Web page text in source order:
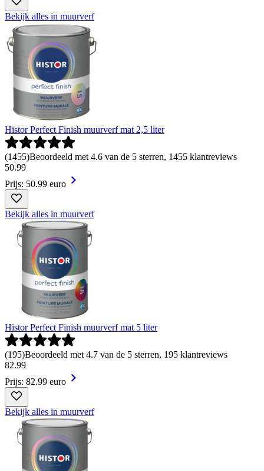
Bekijk alles in muurverf
Histor Perfect Finish muurverf mat 2,5 liter
(1455)Beoordeeld met 4.6 van de 5 sterren, 1455 klantreviews
50.99
Prijs: 50.99 euro
Bekijk alles in muurverf
Histor Perfect Finish muurverf mat 5 liter
(195)Beoordeeld met 4.7 van de 5 sterren, 195 klantreviews
82.99
Prijs: 82.99 euro
Bekijk alles in muurverf